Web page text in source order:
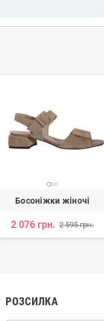
Босоніжки жіночі
2 076 грн. 2 595 грн.
РОЗСИЛКА